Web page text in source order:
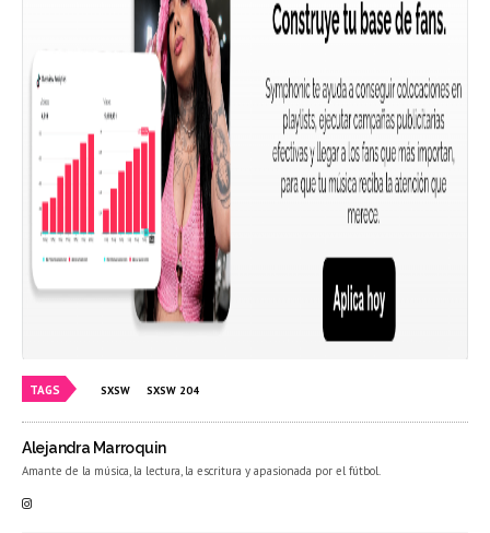
TAGS SXSW SXSW 204
Alejandra Marroquin
Amante de la música, la lectura, la escritura y apasionada por el fútbol.